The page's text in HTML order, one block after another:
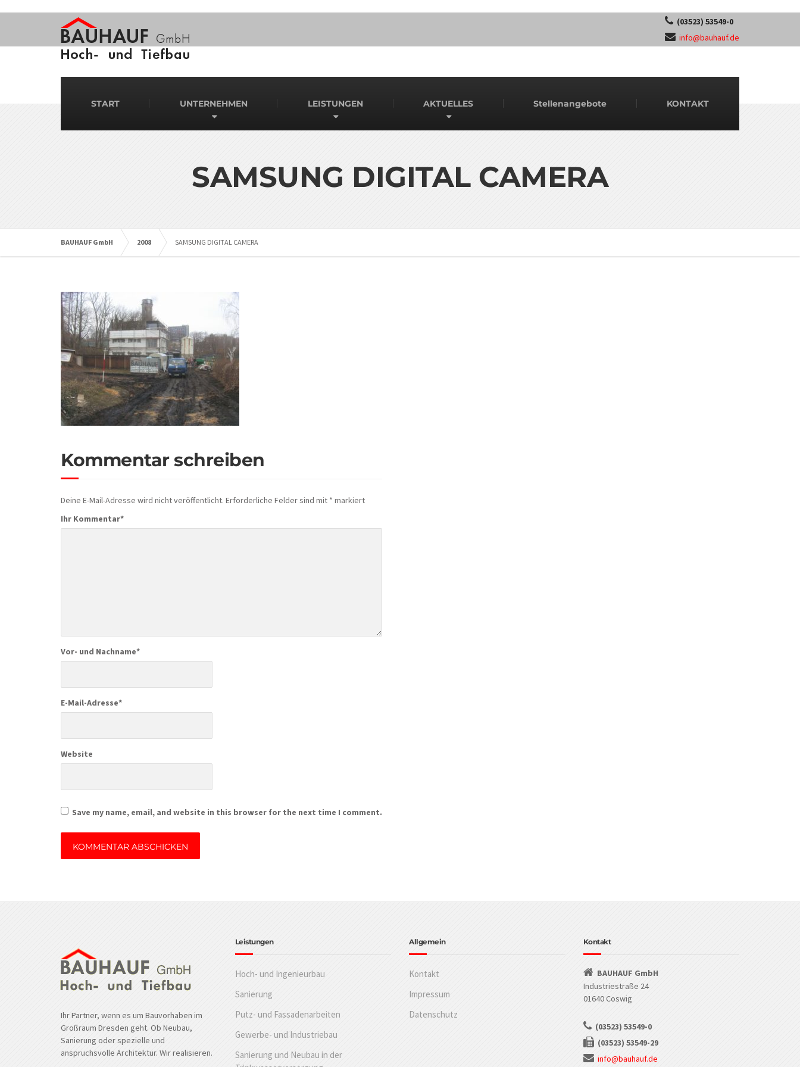
(03523) 53549-0
info@bauhauf.de
START UNTERNEHMEN LEISTUNGEN AKTUELLES Stellenangebote KONTAKT
SAMSUNG DIGITAL CAMERA
BAUHAUF GmbH 2008 SAMSUNG DIGITAL CAMERA
Kommentar schreiben
Deine E-Mail-Adresse wird nicht veröffentlicht. Erforderliche Felder sind mit * markiert
Ihr Kommentar*
Vor- und Nachname*
E-Mail-Adresse*
Website
Save my name, email, and website in this browser for the next time I comment.
Ihr Partner, wenn es um Bauvorhaben im
Großraum Dresden geht. Ob Neubau,
Sanierung oder spezielle und
anspruchsvolle Architektur. Wir realisieren.
Leistungen
Hoch- und Ingenieurbau
Sanierung
Putz- und Fassadenarbeiten
Gewerbe- und Industriebau
Sanierung und Neubau in der
Allgemein
Kontakt
Impressum
Datenschutz
Kontakt
BAUHAUF GmbH
Industriestraße 24
01640 Coswig
(03523) 53549-0
(03523) 53549-29
info@bauhauf.de